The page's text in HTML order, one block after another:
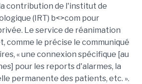
contribution de l'institut de
(IRT) b<>com pour
Le service de réanimation
comme le précise le communiqué
« une connexion spécifique [au
pour les reports d'alarmes, la
permanente des patients, etc. ».